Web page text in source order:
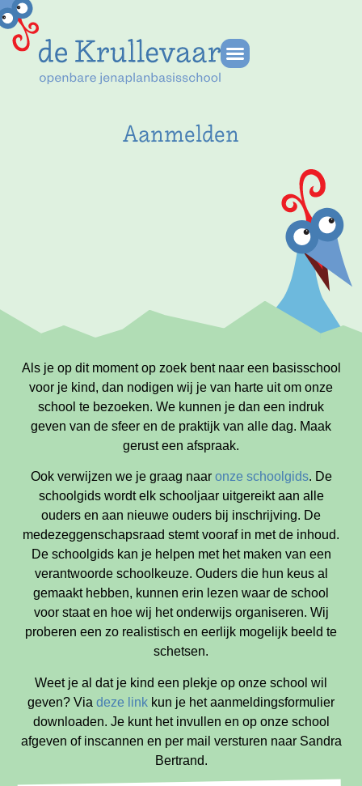
Aanmelden
Als je op dit moment op zoek bent naar een basisschool
voor je kind, dan nodigen wij je van harte uit om onze
school te bezoeken. We kunnen je dan een indruk
geven van de sfeer en de praktijk van alle dag. Maak
gerust een afspraak.
Ook verwijzen we je graag naar onze schoolgids. De
schoolgids wordt elk schooljaar uitgereikt aan alle
ouders en aan nieuwe ouders bij inschrijving. De
medezeggenschapsraad stemt vooraf in met de inhoud.
De schoolgids kan je helpen met het maken van een
verantwoorde schoolkeuze. Ouders die hun keus al
gemaakt hebben, kunnen erin lezen waar de school
voor staat en hoe wij het onderwijs organiseren. Wij
proberen een zo realistisch en eerlijk mogelijk beeld te
schetsen.
Weet je al dat je kind een plekje op onze school wil
geven? Via deze link kun je het aanmeldingsformulier
downloaden. Je kunt het invullen en op onze school
afgeven of inscannen en per mail versturen naar Sandra
Bertrand.